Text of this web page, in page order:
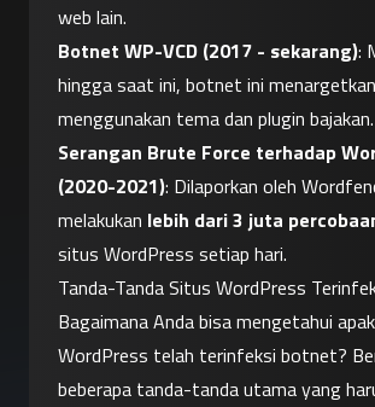
web lain.
Botnet WP-VCD (2017 - sekarang):
hingga saat ini, botnet ini
menggunakan tema dan plugin bajakan.
Serangan Brute Force terhadap
(2020-2021): Dilaporkan oleh
melakukan lebih dari 3 juta
situs WordPress setiap hari.
Tanda-Tanda Situs WordPress
Bagaimana Anda bisa mengetahui
WordPress telah terinfeksi botnet?
beberapa tanda-tanda utama yang